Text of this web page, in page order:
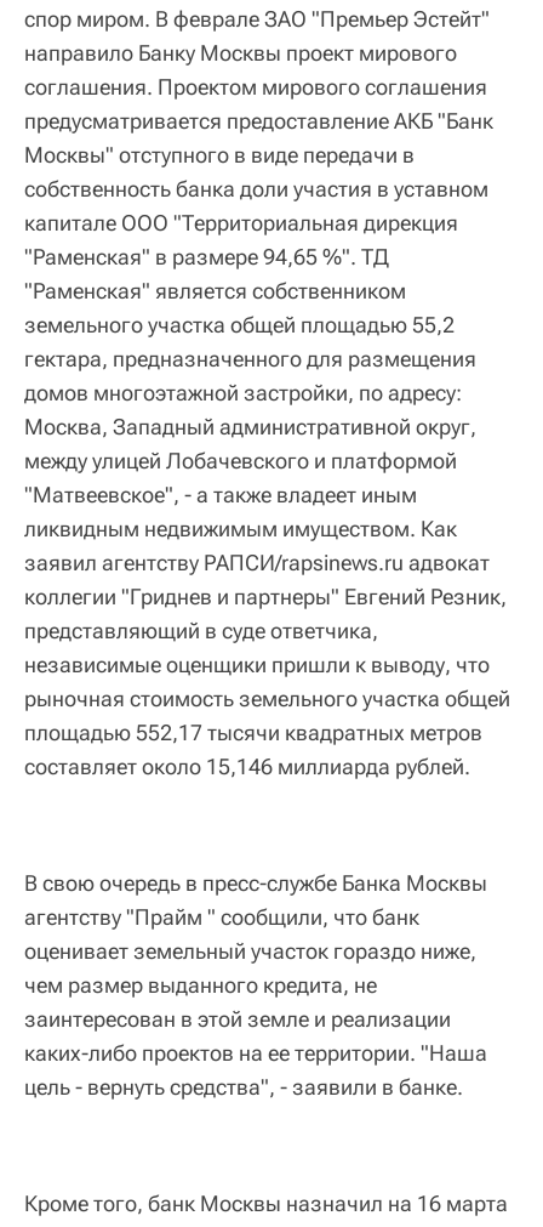
спор миром. В феврале ЗАО "Премьер Эстейт"
направило Банку Москвы проект мирового
соглашения. Проектом мирового соглашения
предусматривается предоставление АКБ "Банк
Москвы" отступного в виде передачи в
собственность банка доли участия в уставном
капитале ООО "Территориальная дирекция
"Раменская" в размере 94,65 %". ТД
"Раменская" является собственником
земельного участка общей площадью 55,2
гектара, предназначенного для размещения
домов многоэтажной застройки, по адресу:
Москва, Западный административной округ,
между улицей Лобачевского и платформой
"Матвеевское", - а также владеет иным
ликвидным недвижимым имуществом. Как
заявил агентству РАПСИ/rapsinews.ru адвокат
коллегии "Гриднев и партнеры" Евгений Резник,
представляющий в суде ответчика,
независимые оценщики пришли к выводу, что
рыночная стоимость земельного участка общей
площадью 552,17 тысячи квадратных метров
составляет около 15,146 миллиарда рублей.
В свою очередь в пресс-службе Банка Москвы
агентству "Прайм " сообщили, что банк
оценивает земельный участок гораздо ниже,
чем размер выданного кредита, не
заинтересован в этой земле и реализации
каких-либо проектов на ее территории. "Наша
цель - вернуть средства", - заявили в банке.
Кроме того, банк Москвы назначил на 16 марта